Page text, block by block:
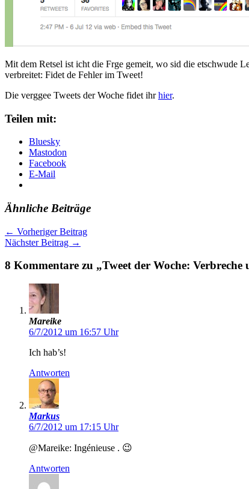
Mit dem Retsel ist icht die Frge gemeit, wo sid die etschwude
verbreitet: Fidet de Fehler im Tweet!
Die verggee Tweets der Woche fidet ihrhier.
Teilen mit:
Bluesky
Mastodon
Facebook
E-Mail
Ähnliche Beiträge
← Vorheriger Beitrag
Nächster Beitrag →
8 Kommentare zu „Tweet der Woche: Verbreche
Mareike
6/7/2012 um 16:57 Uhr
Ich hab’s!
Antworten
Markus
6/7/2012 um 17:15 Uhr
@Mareike: Ingénieuse . 😉
Antworten